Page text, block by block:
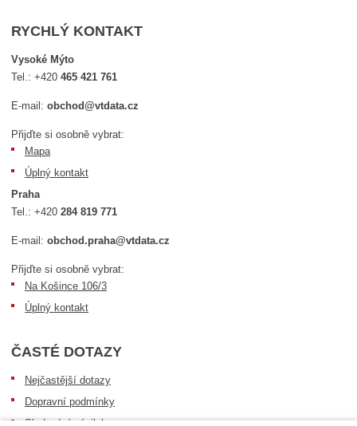
RYCHLÝ KONTAKT
Vysoké Mýto
Tel.:+420465 421 761
E-mail:obchod@vtdata.cz
Přijďte si osobně vybrat:
Mapa
Úplný kontakt
Praha
Tel.:+420284 819 771
E-mail:obchod.praha@vtdata.cz
Přijďte si osobně vybrat:
Na Košince 106/3
Úplný kontakt
ČASTÉ DOTAZY
Nejčastější dotazy
Dopravní podmínky
Sledování zásilek